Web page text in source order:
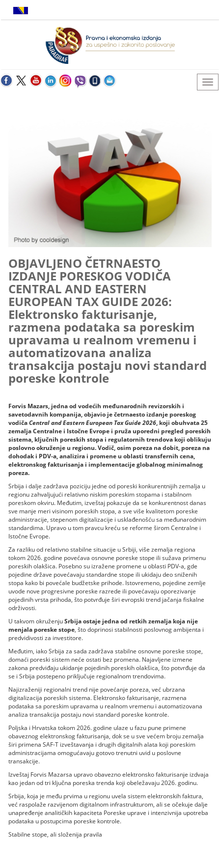
OBJAVLJENO ČETRNAESTO
IZDANJE PORESKOG VODIČA
CENTRAL AND EASTERN
EUROPEAN TAX GUIDE 2026:
Elektronsko fakturisanje,
razmena podataka sa poreskim
upravama u realnom vremenu i
automatizovana analiza
transakcija postaju novi standard
poreske kontrole
Forvis Mazars, jedna od vodećih međunarodnih revizorskih i
savetodavnih kompanija, objavio je četrnaesto izdanje poreskog
vodičaCentral and Eastern European Tax Guide 2026, koji obuhvata 25
zemalja Centralne i Istočne Evrope i pruža uporedni pregled poreskih
sistema, ključnih poreskih stopa i regulatornih trendova koji oblikuju
poslovno okruženje u regionu. Vodič, osim poreza na dobit, poreza na
dohodak i PDV-a, analizira i promene u oblasti transfernih cena,
elektronskog fakturisanja i implementacije globalnog minimalnog
poreza.
Srbija i dalje zadržava poziciju jedne od poreski konkurentnijih zemalja u
regionu zahvaljujući relativno niskim poreskim stopama i stabilnom
poreskom okviru. Međutim, izveštaj pokazuje da se konkurentnost danas
sve manje meri visinom poreskih stopa, a sve više kvalitetom poreske
administracije, stepenom digitalizacije i usklađenošću sa međunarodnim
standardima. Upravo u tom pravcu kreću se reforme širom Centralne i
Istočne Evrope.
Za razliku od relativno stabilne situacije u Srbiji, više zemalja regiona
tokom 2026. godine povećava osnovne poreske stope ili sužava primenu
poreskih olakšica. Posebno su izražene promene u oblasti PDV-a, gde
pojedine države povećavaju standardne stope ili ukidaju deo sniženih
stopa kako bi povećale budžetske prihode. Istovremeno, pojedine zemlje
uvode nove progresivne poreske razrede ili povećavaju oporezivanje
pojedinih vrsta prihoda, što potvrđuje širi evropski trend jačanja fiskalne
održivosti.
U takvom okruženjuSrbija ostaje jedna od retkih zemalja koja nije
menjala poreske stope, što doprinosi stabilnosti poslovnog ambijenta i
predvidivosti za investitore.
Međutim, iako Srbija za sada zadržava stabilne osnovne poreske stope,
domaći poreski sistem neće ostati bez promena. Najavljene izmene
zakona predviđaju ukidanje pojedinih poreskih olakšica, što potvrđuje da
se i Srbija postepeno priključuje regionalnom trendovima.
Najizraženiji regionalni trend nije povećanje poreza, već ubrzana
digitalizacija poreskih sistema. Elektronsko fakturisanje, razmena
podataka sa poreskim upravama u realnom vremenu i automatizovana
analiza transakcija postaju novi standard poreske kontrole.
Poljska i Hrvatska tokom 2026. godine ulaze u fazu pune primene
obaveznog elektronskog fakturisanja, dok se u sve većem broju zemalja
širi primena SAF-T izveštavanja i drugih digitalnih alata koji poreskim
administracijama omogućavaju gotovo trenutni uvid u poslovne
transakcije.
Izveštaj Forvis Mazarsa upravo obavezno elektronsko fakturisanje izdvaja
kao jedan od tri ključna poreska trenda koji obeležavaju 2026. godinu.
Srbija, koja je među prvima u regionu uvela sistem elektronskih faktura,
već raspolaže razvijenom digitalnom infrastrukturom, ali se očekuje dalje
unapređenje analitičkih kapaciteta Poreske uprave i intenzivnija upotreba
podataka u postupcima poreske kontrole.
Stabilne stope, ali složenija pravila